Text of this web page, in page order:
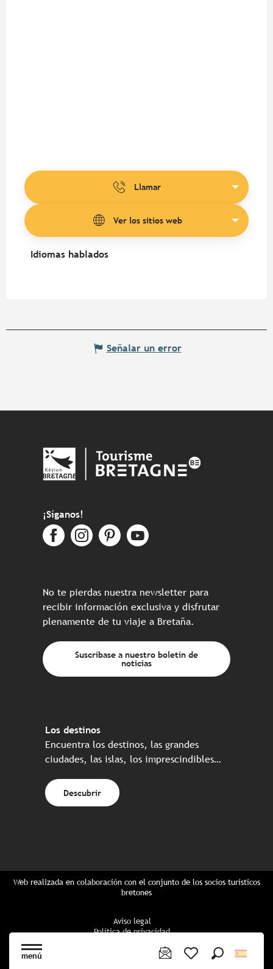
menú
Llamar
Ver los sitios web
Idiomas hablados
Idiomas hablados
Señalar un error
¡Síganos!
No te pierdas nuestra newsletter para
recibir información exclusiva y disfrutar
plenamente de tu viaje a Bretaña.
Suscríbase a nuestro boletín de
noticias
Los destinos
Encuentra los destinos, las grandes
ciudades, las islas, los imprescindibles…
Descubrir
Web realizada en colaboración con el conjunto de los socios turísticos
bretones
Aviso legal
Política de privacidad
Configuración de cookies